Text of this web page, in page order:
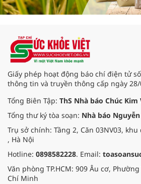
Giấy phép hoạt động báo chí điện tử số
thông tin và truyền thông cấp ngày 28/
Tổng Biên Tập: ThS Nhà báo Chúc Kim
Tổng thư ký tòa soạn: Nhà báo
Trụ sở chính: Tầng 2, Căn 03NV03,
, Hà Nội
Hotline: 0898582228. Email:
Văn phòng TP.HCM: 909 Âu cơ,
Chí Minh